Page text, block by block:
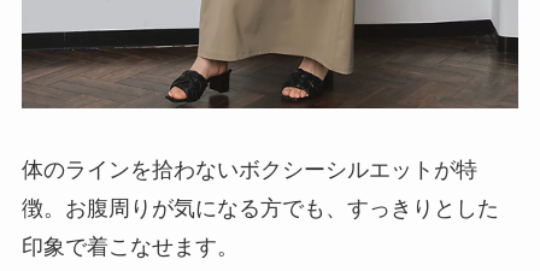
体のラインを拾わないボクシーシルエットが特
徴。お腹周りが気になる方でも、すっきりとした
印象で着こなせます。